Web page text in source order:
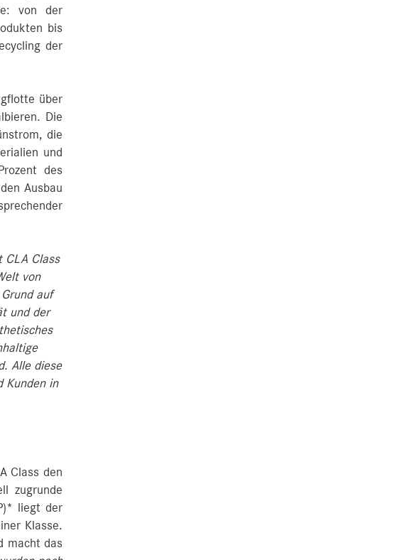
von der
bis
der
über
Die
die
und
des
Ausbau
CLA Class
von
auf
und der
Alle diese
Kunden in
Class den
zugrunde
liegt der
Klasse.
macht das